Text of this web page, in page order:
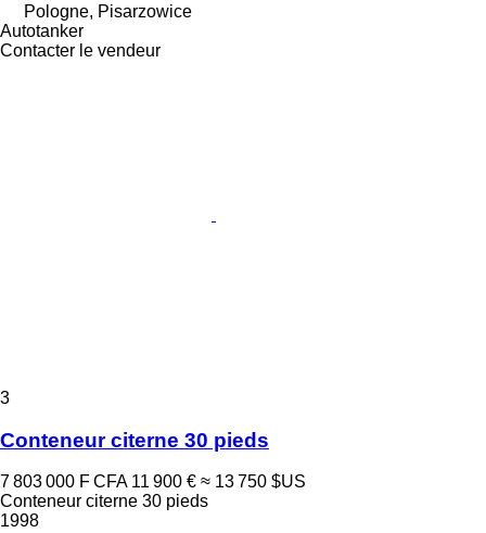
Pologne, Pisarzowice
Autotanker
Contacter le vendeur
3
Conteneur citerne 30 pieds
7 803 000 F CFA 11 900 € ≈ 13 750 $US
Conteneur citerne 30 pieds
1998